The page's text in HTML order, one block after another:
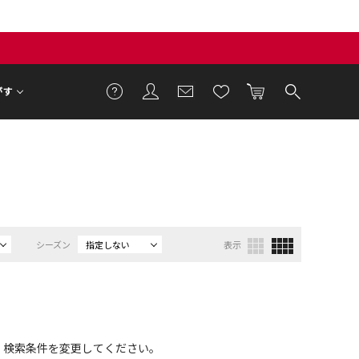
す
シーズン 指定しない 表示
索条件を変更してください。